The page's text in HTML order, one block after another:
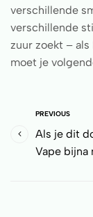
verschillende
verschillende
zuur zoekt –
moet je
PREVIOUS
Als je dit
Vape bijna